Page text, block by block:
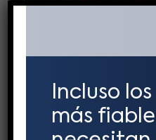
avanzados
Incluso
más